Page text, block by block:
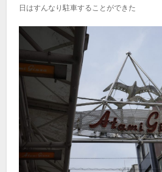
日はすんなり駐車することができた